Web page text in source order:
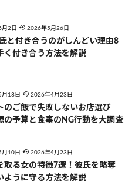
2日 2026年5月26日
と付き合うのがしんどい理由8
く付き合う方法を解説
18日 2026年4月23日
のご飯で失敗しないお店選び
の予算と食事のNG行動を大調査
10日 2026年4月23日
取る女の特徴7選！彼氏を略奪
ように守る方法を解説